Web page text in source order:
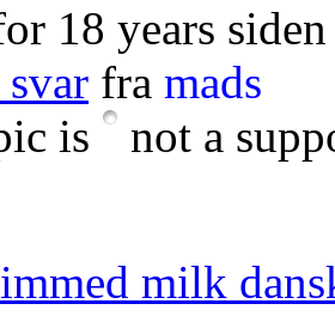
18 years
svar fra mads
is
not a
milk